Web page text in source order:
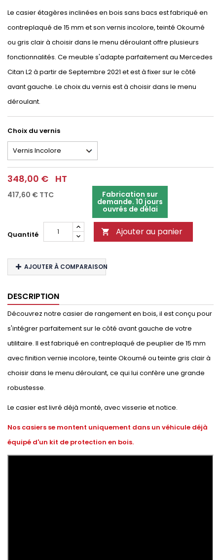
Le casier étagères inclinées en bois sans bacs est fabriqué en
contreplaqué de 15 mm et son vernis incolore, teinté Okoumé
ou gris clair à choisir dans le menu déroulant offre plusieurs
fonctionnalités. Ce meuble s'adapte parfaitement au Mercedes
Citan L2 à partir de Septembre 2021 et est à fixer sur le côté
avant gauche. Le choix du vernis est à choisir dans le menu
déroulant.
Choix du vernis
348,00 € HT
417,60 € TTC Fabrication sur
demande. 10 jours
ouvrés de délai
Quantité  Ajouter au panier
AJOUTER À COMPARAISON
DESCRIPTION
Découvrez notre casier de rangement en bois, il est conçu pour
s'intégrer parfaitement sur le côté avant gauche de votre
utilitaire. Il est fabriqué en contreplaqué de peuplier de 15 mm
avec finition vernie incolore, teinte Okoumé ou teinte gris clair à
choisir dans le menu déroulant, ce qui lui confère une grande
robustesse.
Le casier est livré déjà monté, avec visserie et notice.
Nos casiers se montent uniquement dans un véhicule déjà
équipé d'un kit de protection en bois.